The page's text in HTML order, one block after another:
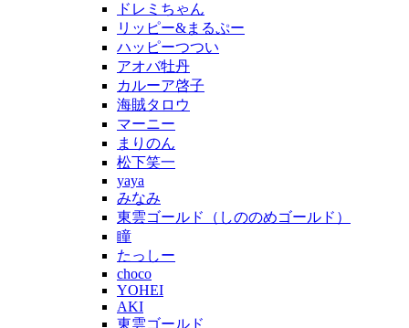
ドレミちゃん
リッピー&まるぷー
ハッピーつつい
アオバ牡丹
カルーア啓子
海賊タロウ
マーニー
まりのん
松下笑一
yaya
みなみ
東雲ゴールド（しののめゴールド）
瞳
たっしー
choco
YOHEI
AKI
東雲ゴールド